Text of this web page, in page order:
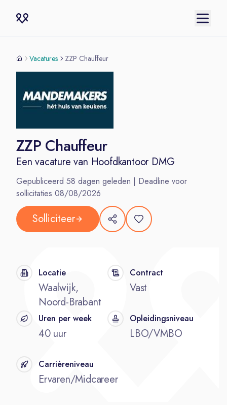
Vacatures ZZP Chauffeur
ZZP Chauffeur
Een vacature van Hoofdkantoor DMG
Gepubliceerd 58 dagen geleden | Deadline voor
sollicitaties 08/08/2026
Solliciteer
Locatie
Waalwijk,
Noord-Brabant
Contract
Vast
Uren per week
40 uur
Opleidingsniveau
LBO/VMBO
Carrièreniveau
Ervaren/Midcareer